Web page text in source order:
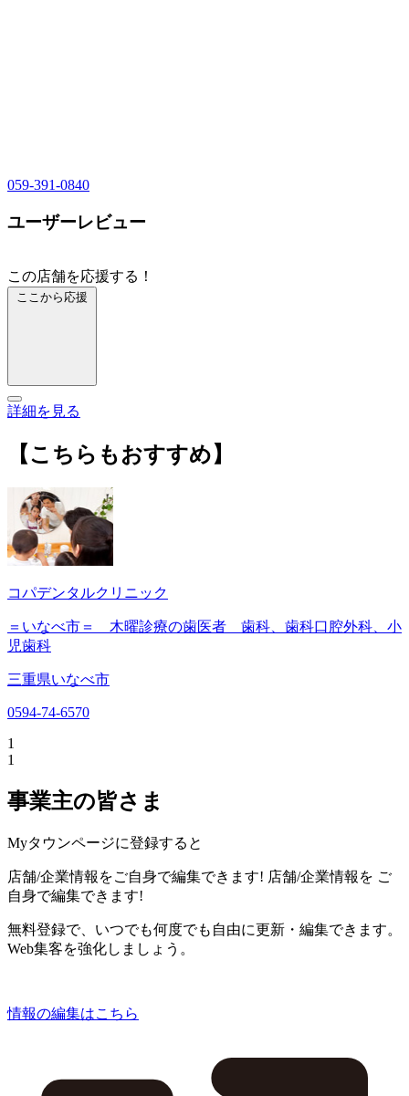
059-391-0840
ユーザーレビュー
この店舗を応援する！
ここから応援
詳細を見る
【こちらもおすすめ】
コパデンタルクリニック
＝いなべ市＝ 木曜診療の歯医者 歯科、歯科口腔外科、小
児歯科
三重県いなべ市
0594-74-6570
1
1
事業主の皆さま
Myタウンページに登録すると
店舗/企業情報をご自身で編集できます! 店舗/企業情報を ご
自身で編集できます!
無料登録で、いつでも何度でも自由に更新・編集できます。
Web集客を強化しましょう。
情報の編集はこちら